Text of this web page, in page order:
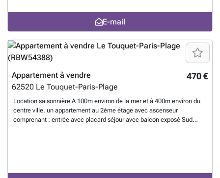
linge de toilette non fournis) ANIMAUX NON AUTORISES No
d'immatriculation : 6282600264009 1En savoir plus ?
E-mail
470 €
Appartement à vendre
62520 Le Touquet-Paris-Plage
Location saisonnière A 100m environ de la mer et à 400m environ du
centre ville, un appartement au 2ème étage avec ascenseur
comprenant : entrée avec placard séjour avec balcon exposé Sud
Basse saison : 470EUR la semaine, Tarifs dégréssifs à partir de 2